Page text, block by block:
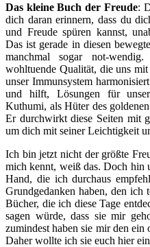
Das kleine Buch der Freude:
dich daran erinnern, dass du
und Freude spüren kannst,
Das ist gerade in diesen
manchmal sogar not-
wohltuende Qualität, die uns
unser Immunsystem
und hilft, Lösungen für
Kuthumi, als Hüter des
Er durchwirkt diese Seiten mit
um dich mit seiner Leichtigkeit
Ich bin jetzt nicht der größte
mich kennt, weiß das. Doch hin
Hand, die ich durchaus
Grundgedanken haben, den ich
Bücher, die ich diese Tage
sagen würde, dass sie mir
zumindest haben sie mir den ein
Daher wollte ich sie euch hier